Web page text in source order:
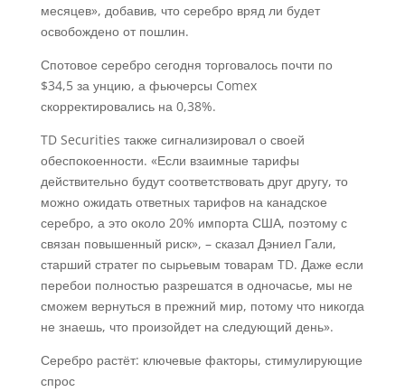
месяцев», добавив, что серебро вряд ли будет
освобождено от пошлин.
Спотовое серебро сегодня торговалось почти по
$34,5 за унцию, а фьючерсы Comex
скорректировались на 0,38%.
TD Securities также сигнализировал о своей
обеспокоенности. «Если взаимные тарифы
действительно будут соответствовать друг другу, то
можно ожидать ответных тарифов на канадское
серебро, а это около 20% импорта США, поэтому с
связан повышенный риск», – сказал Дэниел Гали,
старший стратег по сырьевым товарам TD. Даже если
перебои полностью разрешатся в одночасье, мы не
сможем вернуться в прежний мир, потому что никогда
не знаешь, что произойдет на следующий день».
Серебро растёт: ключевые факторы, стимулирующие
спрос